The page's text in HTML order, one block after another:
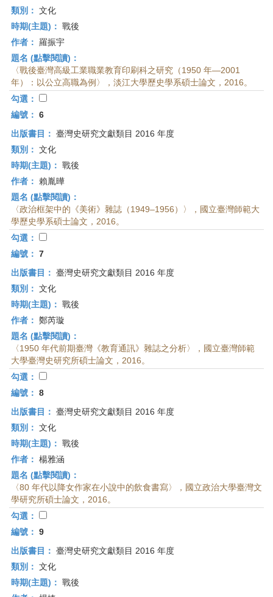
類別： 文化
時期(主題)： 戰後
作者： 羅振宇
題名 (點擊閱讀)：
〈戰後臺灣高級工業職業教育印刷科之研究（1950 年—2001
年）：以公立高職為例〉，淡江大學歷史學系碩士論文，2016。
勾選：
編號： 6
出版書目： 臺灣史研究文獻類目 2016 年度
類別： 文化
時期(主題)： 戰後
作者：
賴胤曄
題名 (點擊閱讀)：
〈政治框架中的《美術》雜誌（1949–1956）〉，國立臺灣師範大
學歷史學系碩士論文，2016。
勾選：
編號： 7
出版書目： 臺灣史研究文獻類目 2016 年度
類別： 文化
時期(主題)： 戰後
作者： 鄭芮璇
題名 (點擊閱讀)：
〈1950 年代前期臺灣《教育通訊》雜誌之分析〉，國立臺灣師範
大學臺灣史研究所碩士論文，2016。
勾選：
編號： 8
出版書目： 臺灣史研究文獻類目 2016 年度
類別： 文化
時期(主題)： 戰後
作者： 楊雅涵
題名 (點擊閱讀)：
〈80 年代以降女作家在小說中的飲食書寫〉，國立政治大學臺灣文
學研究所碩士論文，2016。
勾選：
編號： 9
出版書目： 臺灣史研究文獻類目 2016 年度
類別： 文化
時期(主題)： 戰後